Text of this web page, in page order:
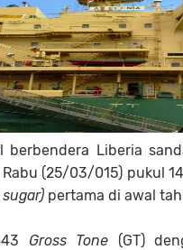
berbendera Liberia
(25/03/015) pukul
pertama di awal
Gross Tone (GT)